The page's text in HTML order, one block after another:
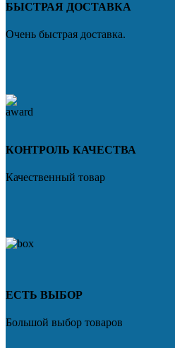
БЫСТРАЯ ДОСТАВКА
Очень быстрая доставка.
КОНТРОЛЬ КАЧЕСТВА
Качественный товар
ЕСТЬ ВЫБОР
Большой выбор товаров